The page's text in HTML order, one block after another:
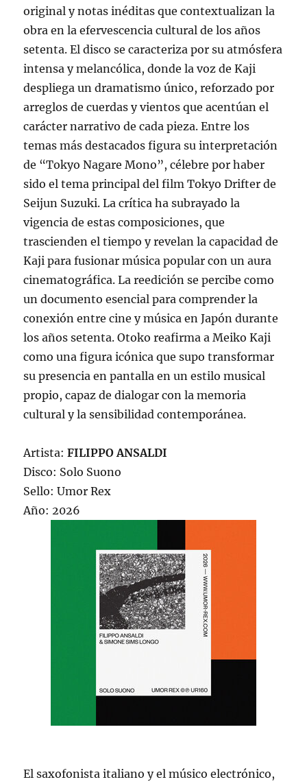
original y notas inéditas que contextualizan la
obra en la efervescencia cultural de los años
setenta. El disco se caracteriza por su atmósfera
intensa y melancólica, donde la voz de Kaji
despliega un dramatismo único, reforzado por
arreglos de cuerdas y vientos que acentúan el
carácter narrativo de cada pieza. Entre los
temas más destacados figura su interpretación
de “Tokyo Nagare Mono”, célebre por haber
sido el tema principal del film Tokyo Drifter de
Seijun Suzuki. La crítica ha subrayado la
vigencia de estas composiciones, que
trascienden el tiempo y revelan la capacidad de
Kaji para fusionar música popular con un aura
cinematográfica. La reedición se percibe como
un documento esencial para comprender la
conexión entre cine y música en Japón durante
los años setenta. Otoko reafirma a Meiko Kaji
como una figura icónica que supo transformar
su presencia en pantalla en un estilo musical
propio, capaz de dialogar con la memoria
cultural y la sensibilidad contemporánea.
Artista:FILIPPO ANSALDI
Disco: Solo Suono
Sello: Umor Rex
Año: 2026
El saxofonista italiano y el músico electrónico,